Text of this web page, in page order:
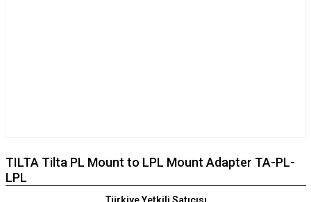
TILTA Tilta PL Mount to LPL Mount Adapter TA-PL-
LPL